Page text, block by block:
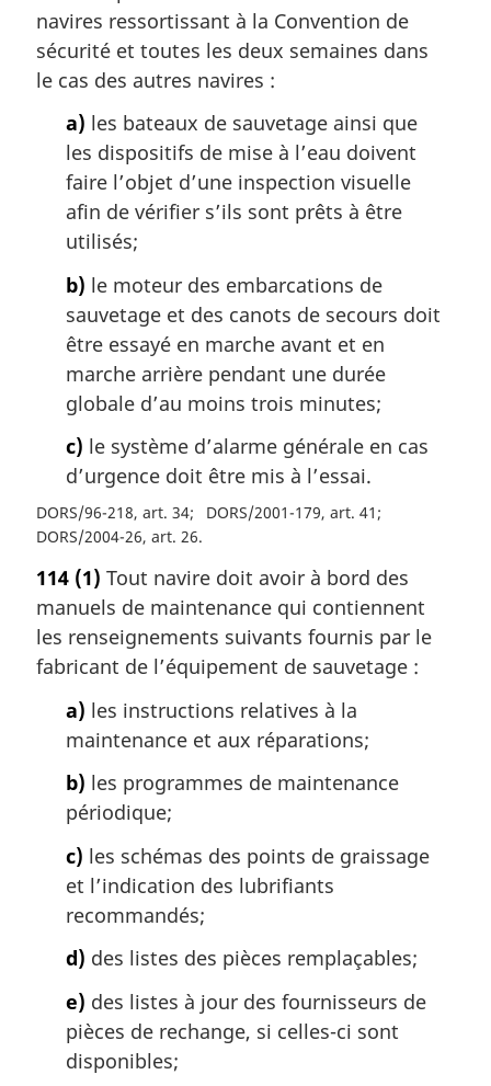
navires ressortissant à la Convention de
sécurité et toutes les deux semaines dans
le cas des autres navires :
a) les bateaux de sauvetage ainsi que
les dispositifs de mise à l’eau doivent
faire l’objet d’une inspection visuelle
afin de vérifier s’ils sont prêts à être
utilisés;
b) le moteur des embarcations de
sauvetage et des canots de secours doit
être essayé en marche avant et en
marche arrière pendant une durée
globale d’au moins trois minutes;
c) le système d’alarme générale en cas
d’urgence doit être mis à l’essai.
DORS/96-218, art. 34
DORS/2001-179, art. 41
DORS/2004-26, art. 26
114 (1) Tout navire doit avoir à bord des
manuels de maintenance qui contiennent
les renseignements suivants fournis par le
fabricant de l’équipement de sauvetage :
a) les instructions relatives à la
maintenance et aux réparations;
b) les programmes de maintenance
périodique;
c) les schémas des points de graissage
et l’indication des lubrifiants
recommandés;
d) des listes des pièces remplaçables;
e) des listes à jour des fournisseurs de
pièces de rechange, si celles-ci sont
disponibles;